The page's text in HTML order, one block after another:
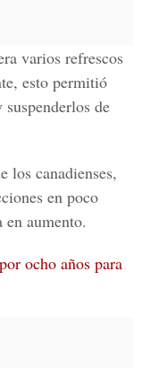
varios refrescos
esto permitió
de
los canadienses,
en poco
aumento.
ocho años para